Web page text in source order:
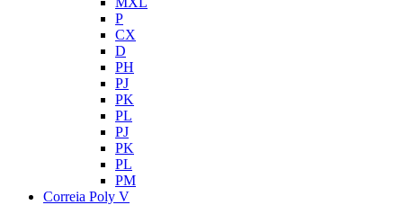
P
CX
D
PH
PJ
PK
PL
PJ
PK
PL
PM
Correia Poly V